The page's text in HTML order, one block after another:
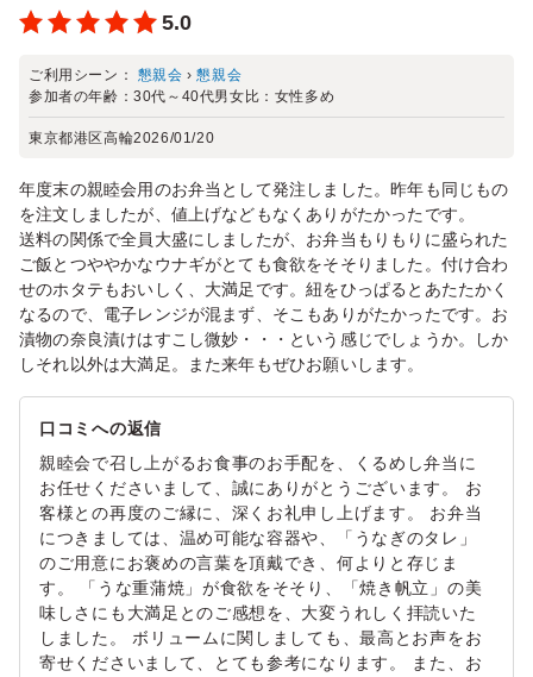
5.0
ご利用シーン： 懇親会 ›懇親会
参加者の年齢：30代～40代男女比： 女性多め
東京都港区高輪2026/01/20
年度末の親睦会用のお弁当として発注しました。昨年も同じもの
を注文しましたが、値上げなどもなくありがたかったです。
送料の関係で全員大盛にしましたが、お弁当もりもりに盛られた
ご飯とつややかなウナギがとても食欲をそそりました。付け合わ
せのホタテもおいしく、大満足です。紐をひっぱるとあたたかく
なるので、電子レンジが混まず、そこもありがたかったです。お
漬物の奈良漬けはすこし微妙・・・という感じでしょうか。しか
しそれ以外は大満足。また来年もぜひお願いします。
口コミへの返信
親睦会で召し上がるお食事のお手配を、くるめし弁当に
お任せくださいまして、誠にありがとうございます。 お
客様との再度のご縁に、深くお礼申し上げます。 お弁当
につきましては、温め可能な容器や、「うなぎのタレ」
のご用意にお褒めの言葉を頂戴でき、何よりと存じま
す。 「うな重蒲焼」が食欲をそそり、「焼き帆立」の美
味しさにも大満足とのご感想を、大変うれしく拝読いた
しました。 ボリュームに関しましても、最高とお声をお
寄せくださいまして、とても参考になります。 また、お